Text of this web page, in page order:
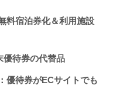
料宿泊券化＆利用施設
優待券の代替品
優待券がECサイトでも